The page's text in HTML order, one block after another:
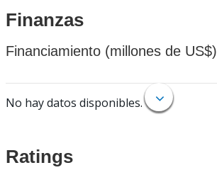
Finanzas
Financiamiento (millones de US$)
No hay datos disponibles.
Ratings